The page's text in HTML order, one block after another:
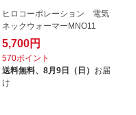
ヒロコーポレーション 電気
ネックウォーマーMNO11
5,700円
570ポイント
送料無料、 8月9日（日） お届
け